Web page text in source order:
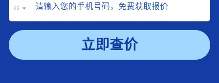
+86
立即查价